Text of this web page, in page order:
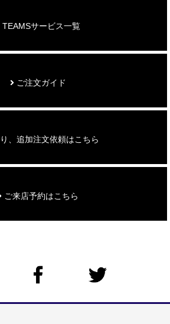
TEAMSサービス一覧
ご注文ガイド
、追加注文依頼はこちら
ご来店予約はこちら